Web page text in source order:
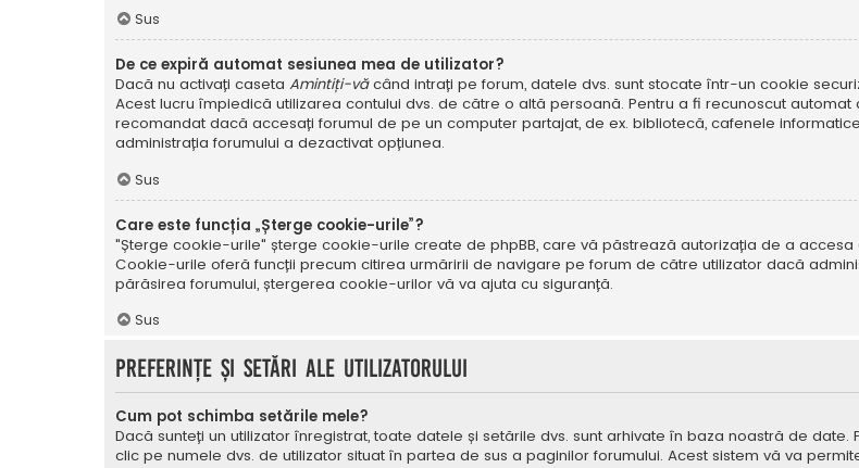
Sus
De ce expiră automat sesiunea mea de utilizator?
Dacă nu activați caseta Amintiți-văcând intrați pe forum, datele dvs. sunt stocate într-un cookie
Acest lucru împiedică utilizarea contului dvs. de către o altă persoană. Pentru a fi recunoscut
recomandat dacă accesați forumul de pe un computer partajat, de ex. bibliotecă, cafenele
administrația forumului a dezactivat opțiunea.
Sus
Care este funcția „Șterge cookie-urile”?
"Șterge cookie-urile" șterge cookie-urile create de phpBB, care vă păstrează autorizația de a
Cookie-urile oferă funcții precum citirea urmăririi de navigare pe forum de către utilizator dacă
părăsirea forumului, ștergerea cookie-urilor vă va ajuta cu siguranță.
Sus
Preferințe și setări ale utilizatorului
Cum pot schimba setările mele?
Dacă sunteți un utilizator înregistrat, toate datele și setările dvs. sunt arhivate în baza noastră de
clic pe numele dvs. de utilizator situat în partea de sus a paginilor forumului. Acest sistem vă va